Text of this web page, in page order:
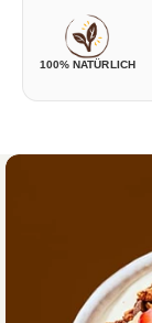
100% NATÜRLICH